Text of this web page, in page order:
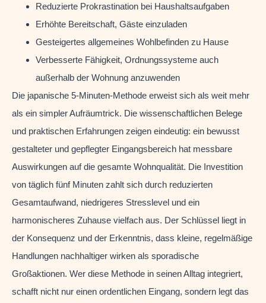
Reduzierte Prokrastination bei Haushaltsaufgaben
Erhöhte Bereitschaft, Gäste einzuladen
Gesteigertes allgemeines Wohlbefinden zu Hause
Verbesserte Fähigkeit, Ordnungssysteme auch
außerhalb der Wohnung anzuwenden
Die japanische 5-Minuten-Methode erweist sich als weit mehr
als ein simpler Aufräumtrick. Die wissenschaftlichen Belege
und praktischen Erfahrungen zeigen eindeutig: ein bewusst
gestalteter und gepflegter Eingangsbereich hat messbare
Auswirkungen auf die gesamte Wohnqualität. Die Investition
von täglich fünf Minuten zahlt sich durch reduzierten
Gesamtaufwand, niedrigeres Stresslevel und ein
harmonischeres Zuhause vielfach aus. Der Schlüssel liegt in
der Konsequenz und der Erkenntnis, dass kleine, regelmäßige
Handlungen nachhaltiger wirken als sporadische
Großaktionen. Wer diese Methode in seinen Alltag integriert,
schafft nicht nur einen ordentlichen Eingang, sondern legt das